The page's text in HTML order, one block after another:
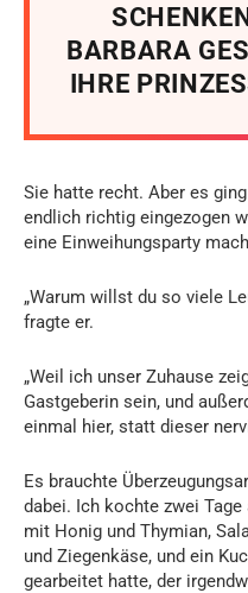
BARBARA
IHRE
Sie hatte recht. Aber es
endlich richtig eingezogen
eine Einweihungsparty
„Warum willst du so viele
fragte er.
„Weil ich unser Zuhause
Gastgeberin sein, und
einmal hier, statt dieser
Es brauchte
dabei. Ich kochte zwei
mit Honig und Thymian,
und Ziegenkäse, und ein
gearbeitet hatte, der